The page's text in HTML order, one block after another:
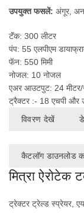
उपयुक्त फसलें: अंगूर,
टॅंक: 300 लीटर
पंप: 55 एलपीएम
फॅन: 550 मिमी
नोजल: 10 नोजल
एअर आउटपुट: 24
ट्रैक्टर :- 18 एचपी और
विवरण देखें
कैटलॉग डाउनलोड
मित्रा ऐरोटेक
ट्रेक्टर ट्रेल्ड स्प्रेयर,